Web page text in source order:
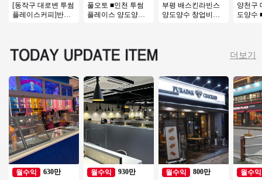
[동작구 대로변 투썸
플레이스커피]반오
풀오토 ■인천 투썸
플레이스 양도양수■
부평 배스킨라빈스
양도양수 창업비용
양천구
도양수
더보기
월수익
630만
월수익
930만
월수익
800만
월수익